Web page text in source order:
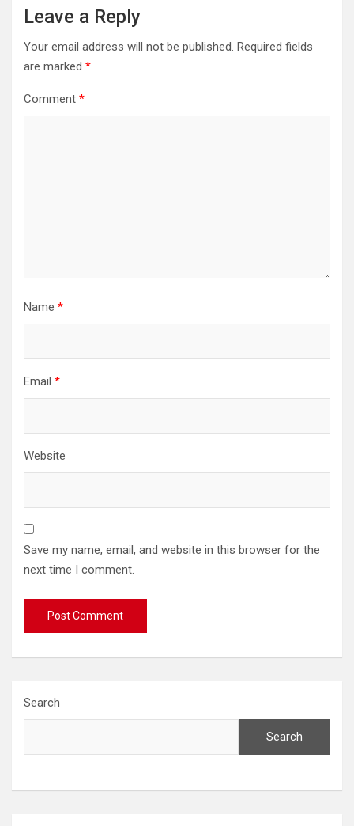
Leave a Reply
Your email address will not be published. Required fields
are marked *
Comment *
Name *
Email *
Website
Save my name, email, and website in this browser for the
next time I comment.
Search
Search